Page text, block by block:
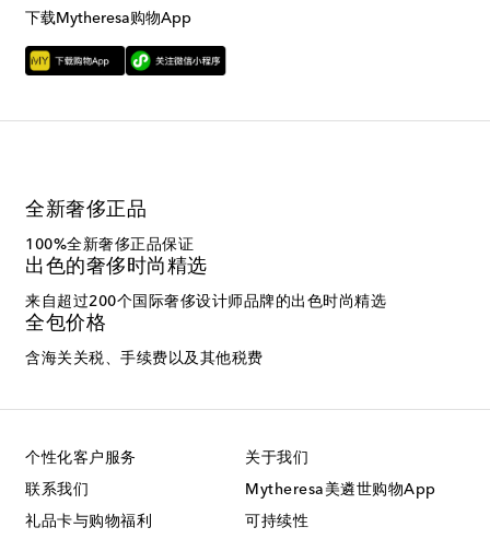
下载Mytheresa购物App
全新奢侈正品
100%全新奢侈正品保证
出色的奢侈时尚精选
来自超过200个国际奢侈设计师品牌的出色时尚精选
全包价格
含海关关税、手续费以及其他税费
个性化客户服务
联系我们
礼品卡与购物福利
关于我们
Mytheresa美遴世购物App
可持续性